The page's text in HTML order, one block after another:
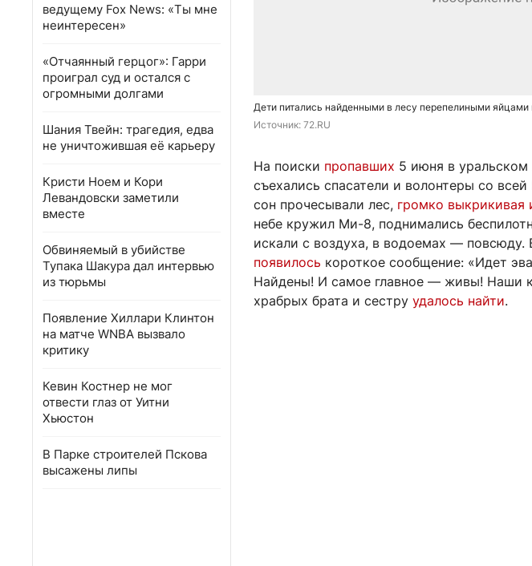
ведущему Fox News: «Ты мне
неинтересен»
«Отчаянный герцог»: Гарри
проиграл суд и остался с
огромными долгами
Шания Твейн: трагедия, едва
не уничтожившая её карьеру
Кристи Ноем и Кори
Левандовски заметили
вместе
Обвиняемый в убийстве
Тупака Шакура дал интервью
из тюрьмы
Появление Хиллари Клинтон
на матче WNBA вызвало
критику
Кевин Костнер не мог
отвести глаз от Уитни
Хьюстон
В Парке строителей Пскова
высажены липы
Дети питались найденными в лесу перепелиными яйцами
Источник: 72.RU
На поиски пропавших 5 июня в
съехались спасатели и волонтеры со
сон прочесывали лес, громко выкрикивая
небе кружил Ми-8, поднимались
искали с воздуха, в водоемах — повсюду.
появилось короткое сообщение: «Идет
Найдены! И самое главное — живы! Наши
храбрых брата и сестру удалось найти.